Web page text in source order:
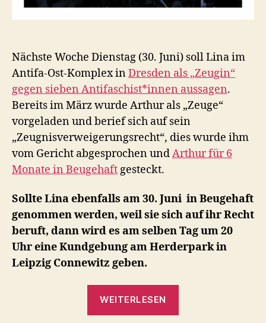
Nächste Woche Dienstag (30. Juni) soll Lina im
Antifa-Ost-Komplex inDresden als „Zeugin“
gegen sieben Antifaschist*innen aussagen.
Bereits im März wurde Arthur als „Zeuge“
vorgeladen und berief sich auf sein
„Zeugnisverweigerungsrecht“, dies wurde ihm
vom Gericht abgesprochen undArthur für 6
Monate in Beugehaft gesteckt.
Sollte Linaebenfalls am 30. Juni in Beugehaft
genommen werden, weil sie sich auf ihr Recht
beruft, dann wird es am selben Tag um 20
Uhr eine Kundgebung am Herderpark in
Leipzig Connewitz geben.
WEITERLESEN